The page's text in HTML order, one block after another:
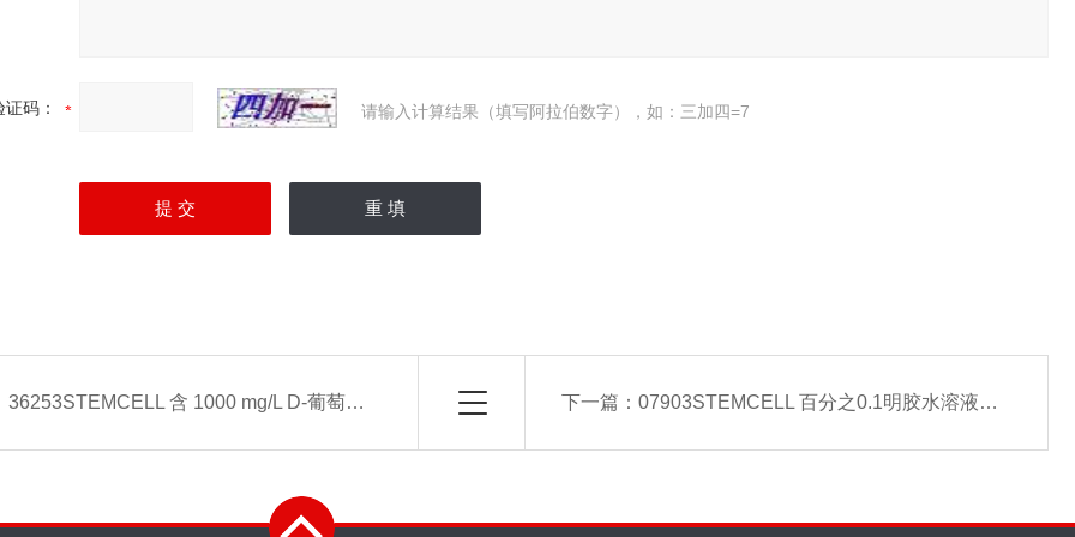
证码： 请输入计算结果（填写阿拉伯数字），如：三加四=7
36253STEMCELL 含 1000 mg/L D-葡萄糖的 DMEM 下一篇： 07903STEMCELL 百分之0.1明胶水溶液-常备现货